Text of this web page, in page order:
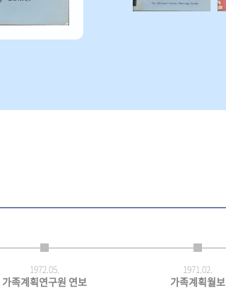
1972.05.
가족계획연구원 연보
1971.02.
가족계획월보